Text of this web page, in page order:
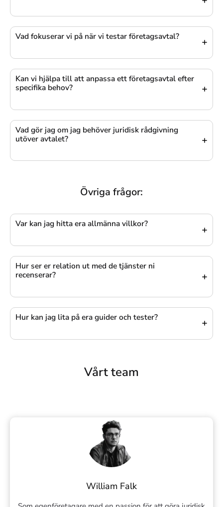
Vad fokuserar vi på när vi testar företagsavtal?
Kan vi hjälpa till att anpassa ett företagsavtal efter
specifika behov?
Vad gör jag om jag behöver juridisk rådgivning
utöver avtalet?
Övriga frågor:
Var kan jag hitta era allmänna villkor?
Hur ser er relation ut med de tjänster ni
recenserar?
Hur kan jag lita på era guider och tester?
Vårt team
William Falk